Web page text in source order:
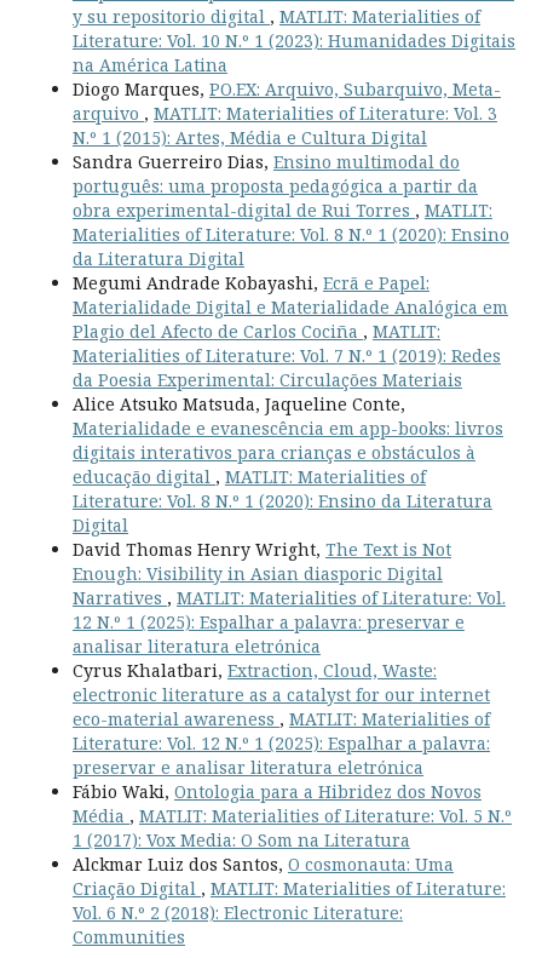
y su repositorio digital , MATLIT: Materialities of
Literature: Vol. 10 N.º 1 (2023): Humanidades Digitais
na América Latina
Diogo Marques, PO.EX: Arquivo, Subarquivo, Meta-
arquivo , MATLIT: Materialities of Literature: Vol. 3
N.º 1 (2015): Artes, Média e Cultura Digital
Sandra Guerreiro Dias, Ensino multimodal do
português: uma proposta pedagógica a partir da
obra experimental-digital de Rui Torres , MATLIT:
Materialities of Literature: Vol. 8 N.º 1 (2020): Ensino
da Literatura Digital
Megumi Andrade Kobayashi, Ecrã e Papel:
Materialidade Digital e Materialidade Analógica em
Plagio del Afecto de Carlos Cociña , MATLIT:
Materialities of Literature: Vol. 7 N.º 1 (2019): Redes
da Poesia Experimental: Circulações Materiais
Alice Atsuko Matsuda, Jaqueline Conte,
Materialidade e evanescência em app-books: livros
digitais interativos para crianças e obstáculos à
educação digital , MATLIT: Materialities of
Literature: Vol. 8 N.º 1 (2020): Ensino da Literatura
Digital
David Thomas Henry Wright, The Text is Not
Enough: Visibility in Asian diasporic Digital
Narratives , MATLIT: Materialities of Literature: Vol.
12 N.º 1 (2025): Espalhar a palavra: preservar e
analisar literatura eletrónica
Cyrus Khalatbari, Extraction, Cloud, Waste:
electronic literature as a catalyst for our internet
eco-material awareness , MATLIT: Materialities of
Literature: Vol. 12 N.º 1 (2025): Espalhar a palavra:
preservar e analisar literatura eletrónica
Fábio Waki, Ontologia para a Hibridez dos Novos
Média , MATLIT: Materialities of Literature: Vol. 5 N.º
1 (2017): Vox Media: O Som na Literatura
Alckmar Luiz dos Santos, O cosmonauta: Uma
Criação Digital , MATLIT: Materialities of Literature:
Vol. 6 N.º 2 (2018): Electronic Literature:
Communities